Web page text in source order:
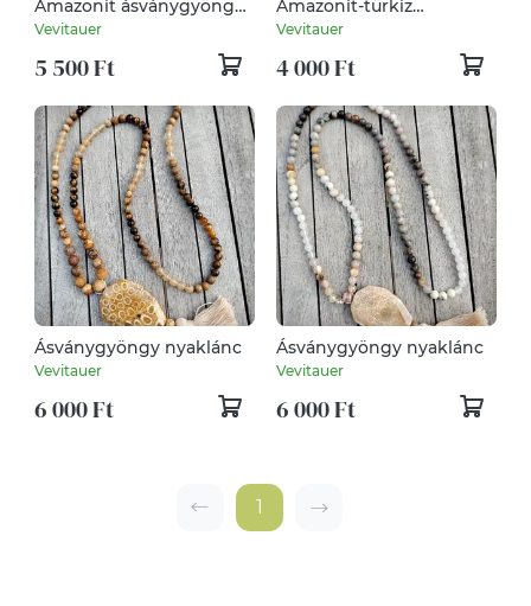
Amazonit ásványgyöngy
szett
Vevitauer
5 500 Ft
Amazonit-türkiz
ásványgyöngy szett
Vevitauer
4 000 Ft
Ásványgyöngy nyaklánc
Vevitauer
6 000 Ft
Ásványgyöngy nyaklánc
Vevitauer
6 000 Ft
1